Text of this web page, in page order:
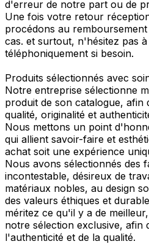
d'erreur de notre part ou de
Une fois votre retour
procédons au
cas. et surtout, n'hésitez pas
téléphoniquement si besoin.
Produits sélectionnés avec
Notre entreprise sélectionne
produit de son catalogue, afin
qualité, originalité et
Nous mettons un point
qui allient savoir-faire et
achat soit une expérience
Nous avons sélectionnés des
incontestable, désireux de
matériaux nobles, au design
des valeurs éthiques et
méritez ce qu'il y a de
notre sélection exclusive, afin
l'authenticité et de la qualité.